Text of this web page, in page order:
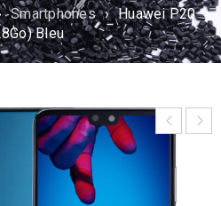
Smartphones › Huawei P20
Bleu